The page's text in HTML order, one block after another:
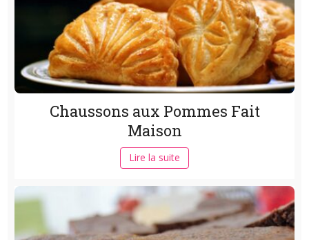
Chaussons aux Pommes Fait
Maison
Lire la suite